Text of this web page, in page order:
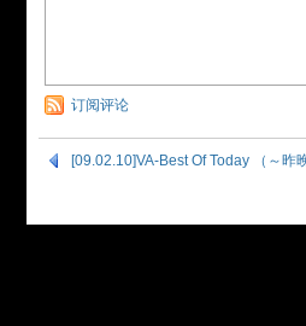
订阅评论
[09.02.10]VA-Best Of Today （～昨